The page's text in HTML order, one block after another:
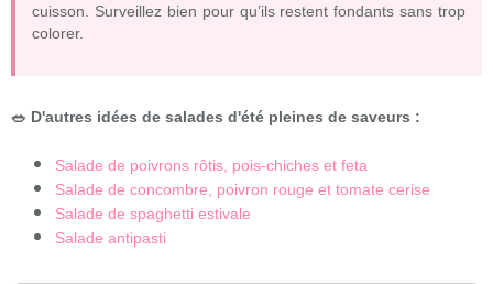
cuisson. Surveillez bien pour qu’ils restent fondants sans trop
colorer.
🥗 D'autres idées de salades d'été pleines de saveurs :
Salade de poivrons rôtis, pois-chiches et feta
Salade de concombre, poivron rouge et tomate cerise
Salade de spaghetti estivale
Salade antipasti